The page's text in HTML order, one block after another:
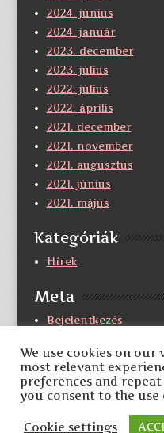
2024. június
2024. január
2023. december
2023. július
2022. július
2022. április
2021. december
2021. november
2021. augusztus
2021. június
2021. május
Kategóriák
Hírek
Meta
Bejelentkezés
Hozzászólások
WordPress
Archivum et
We use cookies on
most relevant
preferences and repeat
you consent to the use
Cookie settings